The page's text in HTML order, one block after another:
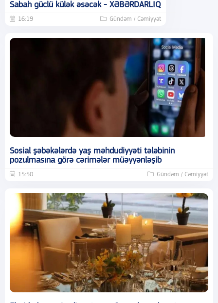
Sabah güclü külək əsəcək - XƏBƏRDARLIQ
16:19 Gündəm / Cəmiyyət
Sosial şəbəkələrdə yaş məhdudiyyəti tələbinin
pozulmasına görə cərimələr müəyyənləşib
15:50 Gündəm / Cəmiyyət